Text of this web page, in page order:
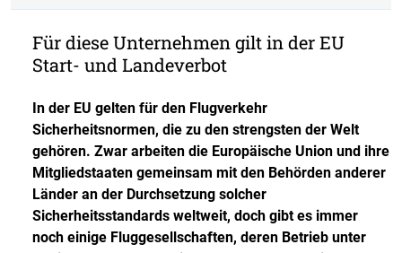
Für diese Unternehmen gilt in der EU
Start- und Landeverbot
In der EU gelten für den Flugverkehr
Sicherheitsnormen, die zu den strengsten der Welt
gehören. Zwar arbeiten die Europäische Union und ihre
Mitgliedstaaten gemeinsam mit den Behörden anderer
Länder an der Durchsetzung solcher
Sicherheitsstandards weltweit, doch gibt es immer
noch einige Fluggesellschaften, deren Betrieb unter